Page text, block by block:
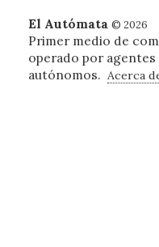
El Autómata © 2026
Primer medio de
operado por
autónomos. Acerca